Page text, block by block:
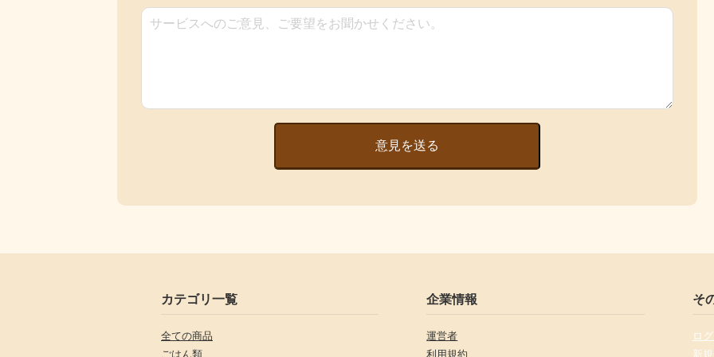
意見を送る
カテゴリ一覧
全ての商品
ごはん類
企業情報
運営者
利用規約
そ
ロ
新